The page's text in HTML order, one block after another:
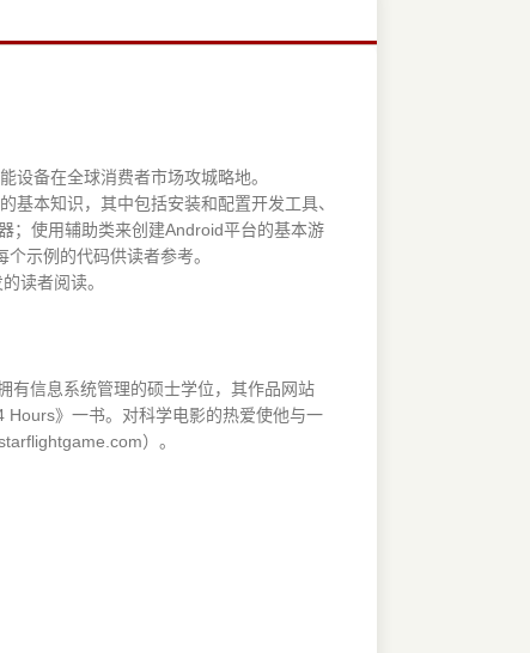
备在全球消费者市场攻城略地。
本知识，其中包括安装和配置开发工具、
；使用辅助类来创建Android平台的基本游
示例的代码供读者参考。
读者阅读。
有信息系统管理的硕士学位，其作品网站
》一书。对科学电影的热爱使他与一
）。